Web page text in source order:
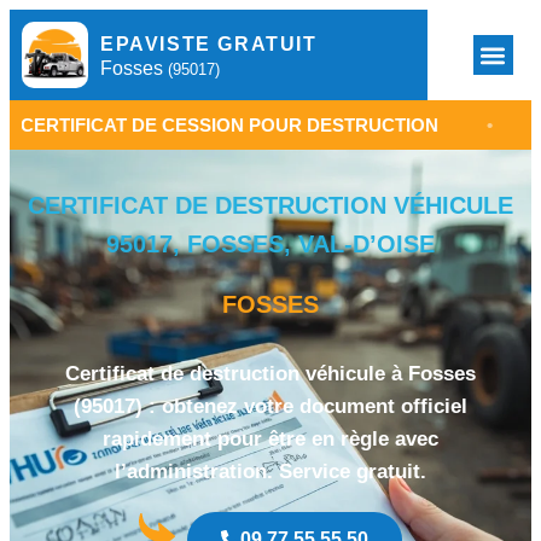
EPAVISTE GRATUIT
Fosses (95017)
DE CESSION POUR DESTRUCTION • ÉPAVISTE
CERTIFICAT DE DESTRUCTION VÉHICULE
95017, FOSSES, VAL-D’OISE
FOSSES
Certificat de destruction véhicule à Fosses
(95017) : obtenez votre document officiel
rapidement pour être en règle avec
l’administration. Service gratuit.